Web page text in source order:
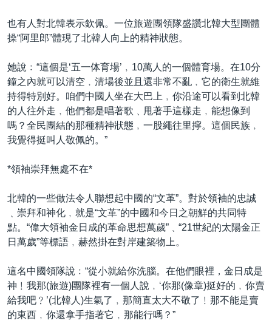
也有人對北韓表示欽佩。一位旅遊團領隊盛讚北韓大型團體
操“阿里郎”體現了北韓人向上的精神狀態。
她說﹕“這個是‘五一体育場’﹐10萬人的一個體育場。在10分
鐘之內就可以清空﹐清場後並且還非常不亂﹐它的衛生就維
持得特別好。咱們中國人坐在大巴上﹐你沿途可以看到北韓
的人往外走﹐他們都是唱著歌﹑甩著手這樣走﹐能想像到
嗎？全民團結的那種精神狀態﹐一股繩往里擰。這個民族﹐
我覺得挺叫人敬佩的。”
*領袖崇拜無處不在*
北韓的一些做法令人聯想起中國的“文革”。對於領袖的忠誠
﹑崇拜和神化﹐就是“文革”的中國和今日之朝鮮的共同特
點。“偉大領袖金日成的革命思想萬歲”﹑“21世紀的太陽金正
日萬歲”等標語﹐赫然掛在對岸建築物上。
這名中國領隊說﹕“從小就給你洗腦。在他們眼裡，金日成是
神﹗我那(旅遊)團隊裡有一個人說﹐‘你那(像章)挺好的﹐你賣
給我吧﹖’(北韓人)生氣了﹐那簡直太大不敬了﹗那不能是賣
的東西﹐你還拿手指著它﹐那能行嗎？”